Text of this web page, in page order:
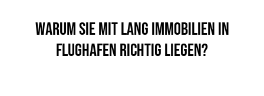
Warum Sie mit LANG Immobilien in
Flughafen richtig liegen?